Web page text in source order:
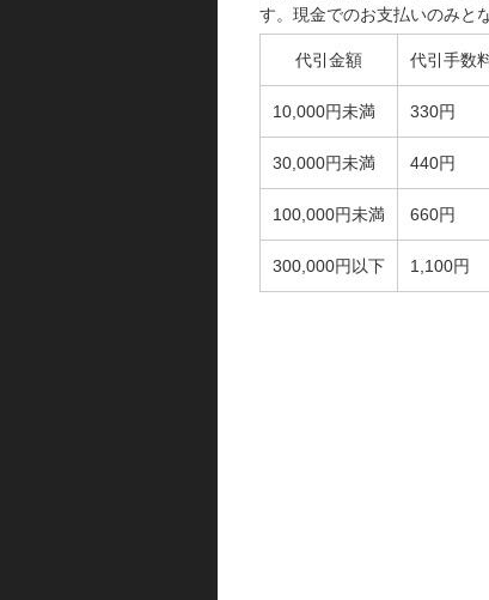
す。現金でのお支払いのみと
代引金額 代引手数
10,000円未満 330円
30,000円未満 440円
100,000円未満 660円
300,000円以下 1,100円